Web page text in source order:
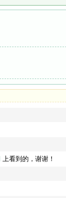
上看到的，谢谢！